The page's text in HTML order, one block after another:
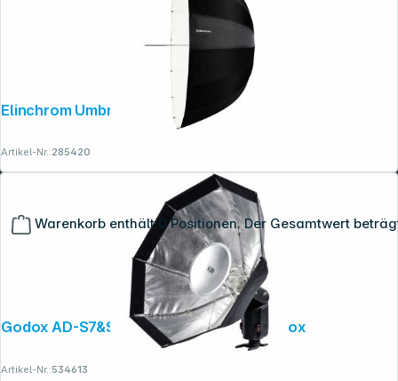
Warenkorb enthält 0 Positionen. Der Gesamtwert
Elinchrom Umbrella Deep Weiss 125cm
Artikel-Nr.:285420
Godox AD-S7&S8 Multifunktionale Softbox
Artikel-Nr.:534613